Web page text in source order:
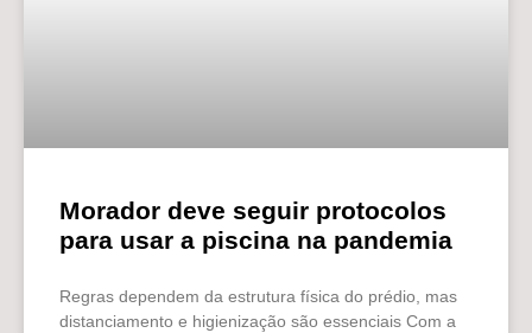
Morador deve seguir protocolos
para usar a piscina na pandemia
Regras dependem da estrutura física do prédio, mas
distanciamento e higienização são essenciais Com a